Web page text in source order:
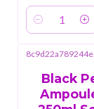
Cantidad
Black